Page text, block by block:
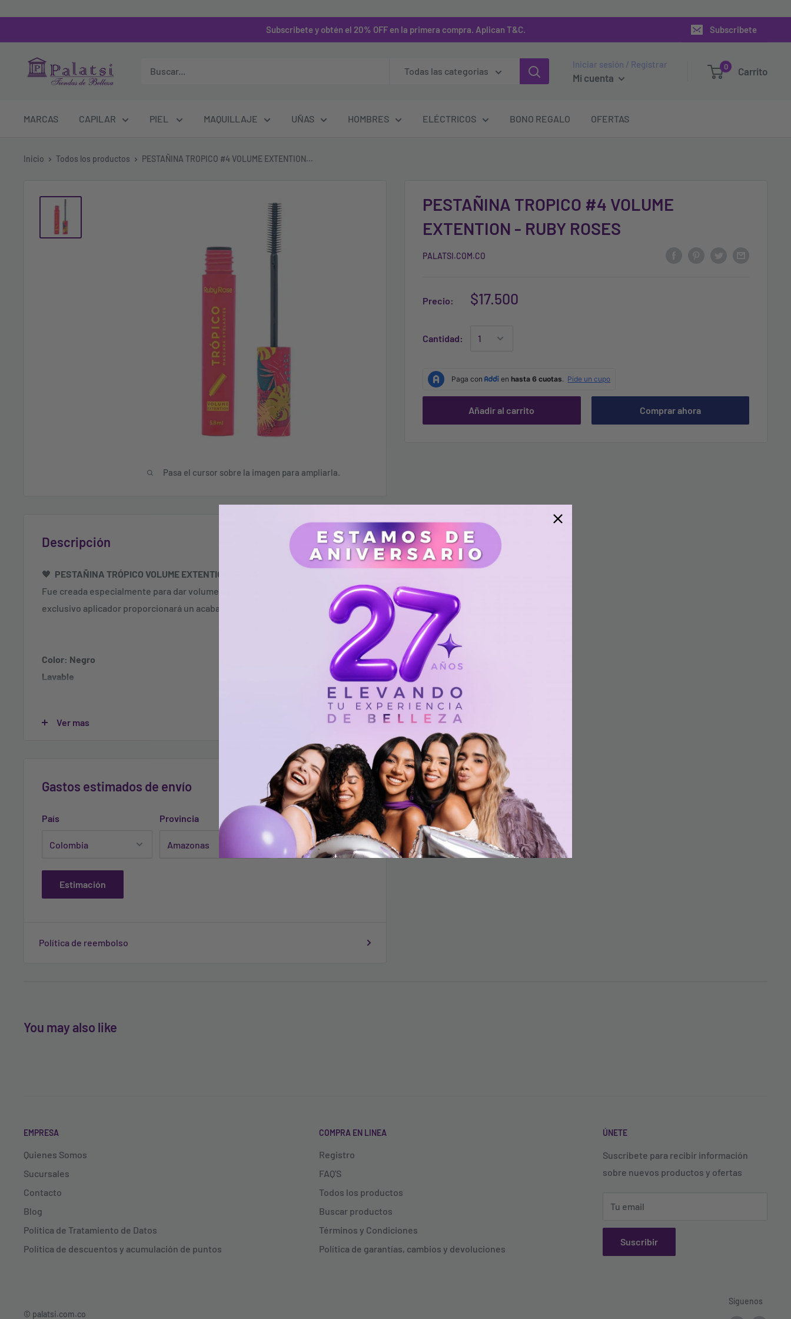
Subscribete y obtén el 20% OFF en la primera compra. Aplican T&C. Subscribete
Todas las categorias
Iniciar sesión / Registrar
Mi cuenta
0 Carrito
MARCAS CAPILAR PIEL MAQUILLAJE UÑAS HOMBRES ELÉCTRICOS BONO REGALO OFERTAS
Inicio Todos los productos PESTAÑINA TROPICO #4 VOLUME EXTENTION...
Pasa el cursor sobre la imagen para ampliarla.
PESTAÑINA TROPICO #4 VOLUME
EXTENTION - RUBY ROSES
PALATSI.COM.CO
Precio: $17.500
Cantidad:
Añadir al carrito Comprar ahora
Descripción
🖤 PESTAÑINA TRÓPICO VOLUME EXTENTION (ROJA)
Fue creada especialmente para dar volumen y alargar las pestañas, con su
exclusivo aplicador proporcionará un acabado sorprendente y natural.
Color: Negro
Lavable
Las imágenes son ilustrativas, éstas pueden cambiar de color en los celulares o
Peso neto: 5.8ml
Las imágenes son ilustrativas, éstas pueden cambiar de color en los celulares o
Ver mas
Gastos estimados de envío
País Provincia Código postal
Estimación
Política de reembolso
You may also like
EMPRESA
Quienes Somos
Sucursales
Contacto
Blog
Política de Tratamiento de Datos
Política de descuentos y acumulación de puntos
COMPRA EN LINEA
Registro
FAQ'S
Todos los productos
Buscar productos
Términos y Condiciones
Política de garantías, cambios y devoluciones
ÚNETE
Suscribete para recibir información
sobre nuevos productos y ofertas
Tu email
Suscribir
© palatsi.com.co
Síguenos